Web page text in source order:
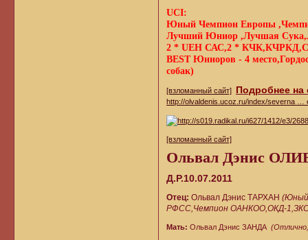
UCI:
Юный Чемпион Европы
Лучший Юниор ,Лучшая
2 * UEH САС,2 *
BEST Юниоров - 4
собак)
[взломанный сайт] Подробнее
http://olvaldenis.ucoz.ru/index/severna …
[взломанный сайт]
Ольвал Дэнис
Д.Р.10.07.2011
Отец: Ольвал Дэнис ТАРХАН(Юный
РФСС,Чемпион ОАНКОО,ОКД-1,ЗКС-
Мать: Ольвал Дэнис ЗАНДА